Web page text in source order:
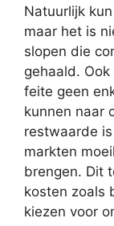
Natuurlijk
maar het is
slopen die
gehaald.
feite geen
kunnen naar
restwaarde
markten
brengen. Dit
kosten zoals
kiezen voor